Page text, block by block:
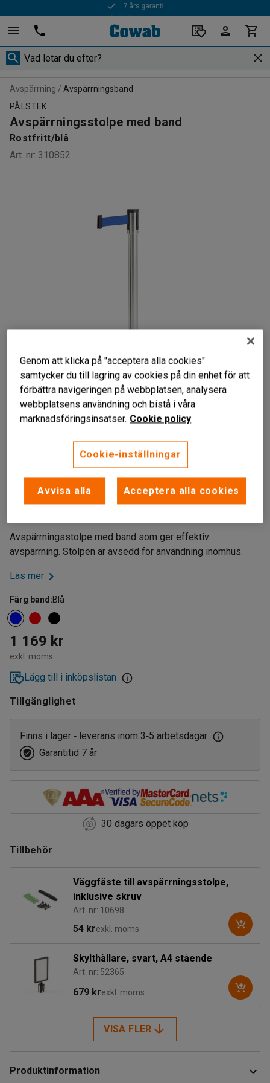
Snabba leveranser
Avspärrning
Avspärrningsband
PÅLSTEK
Avspärrningsstolpe med band
Rostfritt/blå
Art. nr: 310852
Liknande produkter
För användning inomhus
Med inbyggd bandkassett
Avspärrningsstolpe med band som ger effektiv
avspärrning. Stolpen är avsedd för användning inomhus.
Läs mer
Färg band :Blå
1 169 kr
exkl. moms
Lägg till i inköpslistan
Tillgänglighet
Finns i lager ‑ leverans inom 3‑5 arbetsdagar
Garantitid 7 år
30 dagars öppet köp
Tillbehör
Väggfäste till avspärrningsstolpe,
inklusive skruv
Art. nr: 10698
54 krexkl. moms
Skylthållare, svart, A4 stående
Art. nr: 52365
679 krexkl. moms
VISA FLER
Produktinformation
Genom att klicka på "acceptera alla cookies"
samtycker du till lagring av cookies på din enhet för att
förbättra navigeringen på webbplatsen, analysera
webbplatsens användning och bistå i våra
marknadsföringsinsatser. Cookie policy
Cookie-inställningar
Avvisa alla Acceptera alla cookies